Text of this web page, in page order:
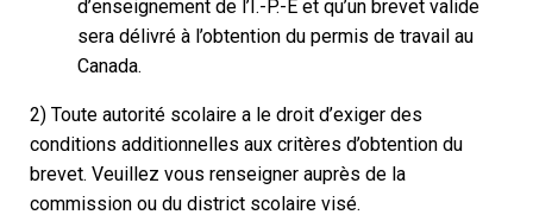
d’enseignement de l’Î.-P.-É et qu’un brevet valide
sera délivré à l’obtention du permis de travail au
Canada.
2) Toute autorité scolaire a le droit d’exiger des
conditions additionnelles aux critères d’obtention du
brevet. Veuillez vous renseigner auprès de la
commission ou du district scolaire visé.